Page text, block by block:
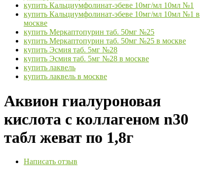
купить Кальциумфолинат-эбеве 10мг/мл 10мл №1
купить Кальциумфолинат-эбеве 10мг/мл 10мл №1 в
москве
купить Меркаптопурин таб. 50мг №25
купить Меркаптопурин таб. 50мг №25 в москве
купить Эсмия таб. 5мг №28
купить Эсмия таб. 5мг №28 в москве
купить лаквель
купить лаквель в москве
Аквион гиалуроновая
кислота с коллагеном n30
табл жеват по 1,8г
Написать отзыв